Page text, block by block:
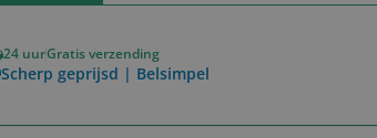
24 uurGratis verzending
Scherp geprijsd | Belsimpel